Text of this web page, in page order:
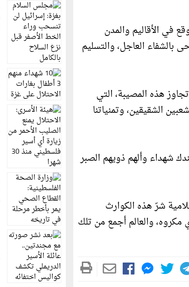
في الأقاليم والمدن
بالشفاء العاجل، والتسليم
هذه المصيبة، التي
الشقيقين، وتمنياتنا
شهداء وألهم ذويهم الصبر
شرّ هذه الكوارث
والعالم أجمع من تلك